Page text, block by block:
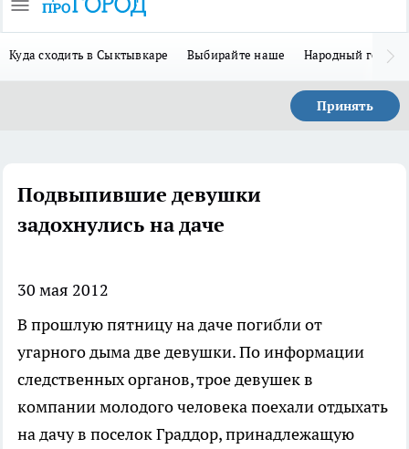
Куда сходить в Сыктывкаре Выбирайте наше Народный герой
Принять
Подвыпившие девушки
задохнулись на даче
30 мая 2012
В прошлую пятницу на даче погибли от
угарного дыма две девушки. По информации
следственных органов, трое девушек в
компании молодого человека поехали отдыхать
на дачу в поселок Граддор, принадлежащую